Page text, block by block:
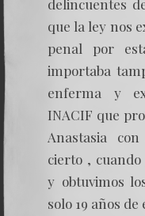
delincuentes
que la ley nos
penal por
importaba
enferma y
INACIF que
Anastasia
cierto ,
y obtuvimos
solo 19 años de